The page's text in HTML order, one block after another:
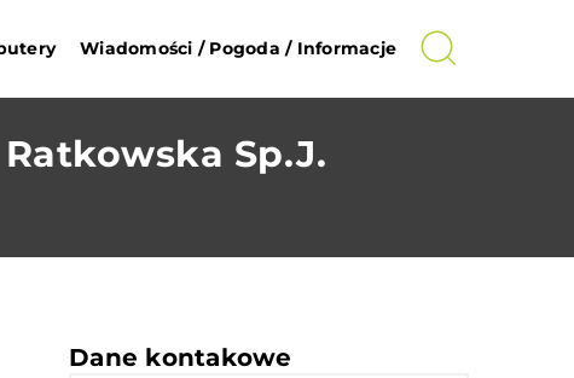
Wiadomości / Pogoda / Informacje
Sp.J.
Dane kontakowe